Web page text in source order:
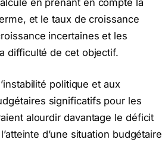
et le taux de croissance
incertaines et les
difficulté de cet objectif.
politique et aux
significatifs pour les
alourdir davantage le déficit
d’une situation budgétaire